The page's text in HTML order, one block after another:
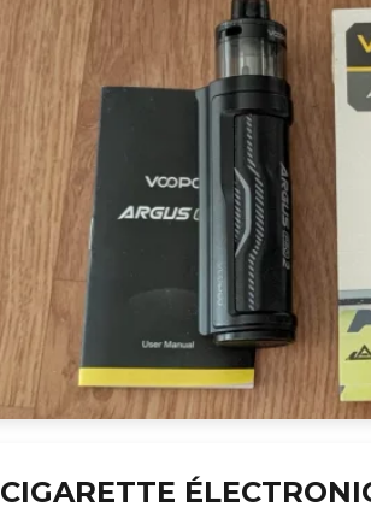
CIGARETTE